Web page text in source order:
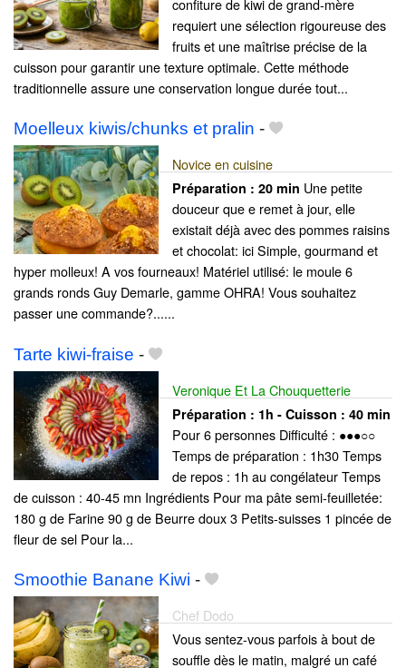
confiture de kiwi de grand-mère
requiert une sélection rigoureuse des
fruits et une maîtrise précise de la
cuisson pour garantir une texture optimale. Cette méthode
traditionnelle assure une conservation longue durée tout...
Moelleux kiwis/chunks et pralin -
Novice en cuisine
Préparation : 20 min Une petite
douceur que e remet à jour, elle
existait déjà avec des pommes raisins
et chocolat: ici Simple, gourmand et
hyper molleux! A vos fourneaux! Matériel utilisé: le moule 6
grands ronds Guy Demarle, gamme OHRA! Vous souhaitez
passer une commande?......
Tarte kiwi-fraise -
Veronique Et La Chouquetterie
Préparation : 1h - Cuisson : 40 min
Pour 6 personnes Difficulté : ●●●○○
Temps de préparation : 1h30 Temps
de repos : 1h au congélateur Temps
de cuisson : 40-45 mn Ingrédients Pour ma pâte semi-feuilletée:
180 g de Farine 90 g de Beurre doux 3 Petits-suisses 1 pincée de
fleur de sel Pour la...
Smoothie Banane Kiwi -
Chef Dodo
Vous sentez-vous parfois à bout de
souffle dès le matin, malgré un café